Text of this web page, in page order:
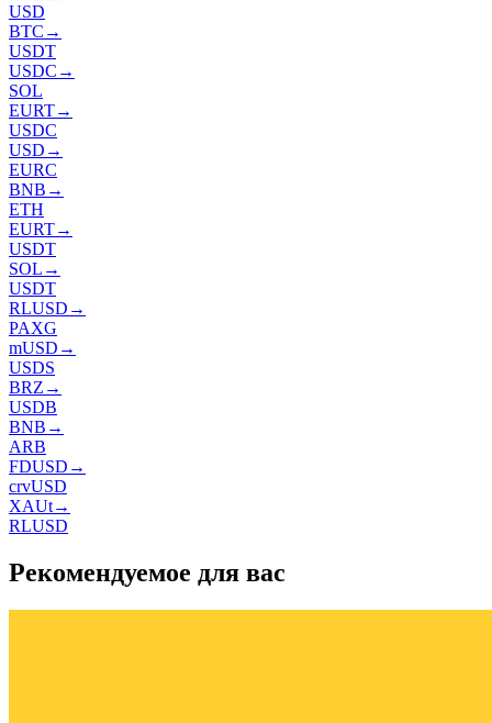
USD
BTC →
USDT
USDC →
SOL
EURT→
USDC
USD →
EURC
BNB →
ETH
EURT→
USDT
SOL →
USDT
RLUSD →
PAXG
mUSD →
USDS
BRZ →
USDB
BNB →
ARB
FDUSD →
crvUSD
XAUt→
RLUSD
Рекомендуемое для вас